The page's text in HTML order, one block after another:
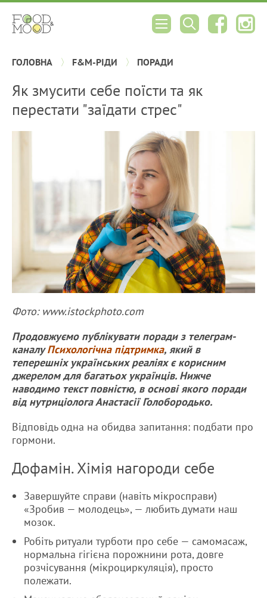
ГОЛОВНА F&M-РІДИ ПОРАДИ
Як змусити себе поїсти та як
перестати "заїдати стрес"
Фото: www.istockphoto.com
Продовжуємо публікувати поради з телеграм-
каналуПсихологічна підтримка, який в
теперешніх українських реаліях є корисним
джерелом для багатьох українців. Нижче
наводимо текст повністю, в основі якого поради
від нутриціолога Анастасії Голобородько.
Відповідь одна на обидва запитання: подбати про
гормони.
Дофамін. Хімія нагороди себе
Завершуйте справи (навіть мікросправи)
«Зробив — молодець», — любить думати наш
мозок.
Робіть ритуали турботи про себе — самомасаж,
нормальна гігієна порожнини рота, довге
розчісування (мікроциркуляція), просто
полежати.